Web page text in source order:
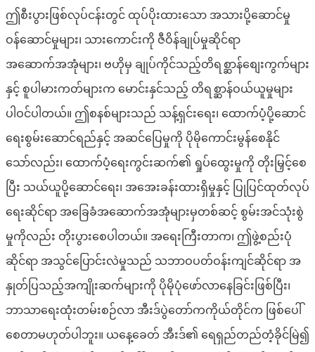
ဤစီးပွားဖြစ်လုပ်ငန်းတွင် ထုပ်ပိုးထားသော အသားပို့ဆောင်မှု
ဝန်ဆောင်မှုများ၊ သားကောင်းကို ဇီဝိန်ချုပ်မှုဆိုင်ရာ
အဆောက်အအုံများ၊ ဗဟိုမှ ချုပ်ကိုင်သည့်တိရစ္ဆာန်စျေးကွက်များ
နှင့် စူပါမားကတ်များက မောင်းနှင်သည့် တိရစ္ဆာန်ဝယ်ယူမှုများ
ပါဝင်ပါတယ်။ ဤစနစ်များသည် သန့်ရှင်းရေး၊ ထောက်ပံ့ပို့ဆောင်
ရေးစွမ်းဆောင်ရည်နှင့် အဆင်ပြေမှုကို ပိုမိုကောင်းမွန်စေနိုင်
သော်လည်း၊ ထောက်ပံ့ရေးကွင်းဆက်၏ ရှုပ်ထွေးမှုကို တိုးမြှင့်စေ
ပြီး သယ်ယူပို့ဆောင်ရေး၊ အအေးခန်းထားရှိမှုနှင့် ပြုပြင်ထုတ်လုပ်
ရေးဆိုင်ရာ အခြေခံအဆောက်အအုံများမှတစ်ဆင့် စွမ်းအင်သုံးစွဲ
မှုကိုလည်း တိုးပွားစေပါတယ်။ အရေးကြီးတာက၊ ဤဖွဲ့စည်းပုံ
ဆိုင်ရာ အသွင်ပြောင်းလဲမှုသည် သဘာဝပတ်ဝန်းကျင်ဆိုင်ရာ အ
နှုတ်ပြသည့်အကျိုးဆက်များကို ပိုမိုပုံဖော်လာနေခြင်းဖြစ်ပြီး၊
ဘာသာရေးထုံးတမ်းစဉ်လာ အီးဒ်ပွဲတော်ကကိုယ်တိုင်က ဖြစ်ပေါ်
စေတာမဟုတ်ပါဘူး။ ယနေ့ခေတ် အီးဒ်၏ ရေရှည်တည်တံ့ခိုင်မြဲ၍